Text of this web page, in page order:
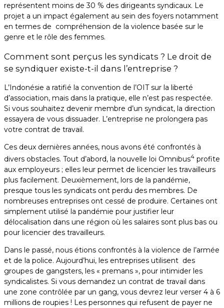
représentent moins de 30 % des dirigeants syndicaux. Le
projet a un impact également au sein des foyers notamment
en termes de compréhension de la violence basée sur le
genre et le rôle des femmes.
Comment sont perçus les syndicats ? Le droit de
se syndiquer existe-t-il dans l’entreprise ?
L’Indonésie a ratifié la convention de l’OIT sur la liberté
d’association, mais dans la pratique, elle n’est pas respectée.
Si vous souhaitez devenir membre d’un syndicat, la direction
essayera de vous dissuader. L’entreprise ne prolongera pas
votre contrat de travail.
Ces deux dernières années, nous avons été confrontés à
divers obstacles. Tout d’abord, la nouvelle loi Omnibus4 profite
aux employeurs ; elles leur permet de licencier les travailleurs
plus facilement. Deuxièmement, lors de la pandémie,
presque tous les syndicats ont perdu des membres. De
nombreuses entreprises ont cessé de produire. Certaines ont
simplement utilisé la pandémie pour justifier leur
délocalisation dans une région où les salaires sont plus bas ou
pour licencier des travailleurs.
Dans le passé, nous étions confrontés à la violence de l’armée
et de la police. Aujourd’hui, les entreprises utilisent des
groupes de gangsters, les « premans », pour intimider les
syndicalistes. Si vous demandez un contrat de travail dans
une zone contrôlée par un gang, vous devrez leur verser 4 à 6
millions de roupies ! Les personnes qui refusent de payer ne